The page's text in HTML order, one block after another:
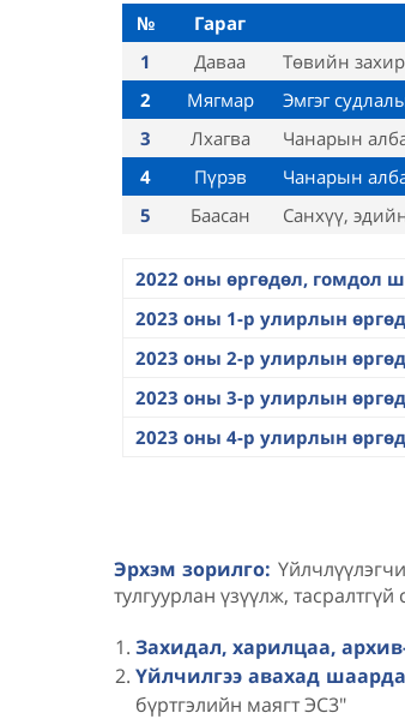
№ Гараг
1
Даваа Төвийн
2
Мягмар Эмгэг
3
Лхагва Чанарын
4
Пүрэв Чанарын
5
Баасан Санхүү,
2022 оны өргөдөл, гомдол
2023 оны 1-р улирлын
2023 оны 2-р улирлын
2023 оны 3-р улирлын
2023 оны 4-р улирлын
Эрхэм зорилго:
тулгуурлан үзүүлж,
Захидал, харилцаа,
Үйлчилгээ авахад
бүртгэлийн маягт ЭС3"